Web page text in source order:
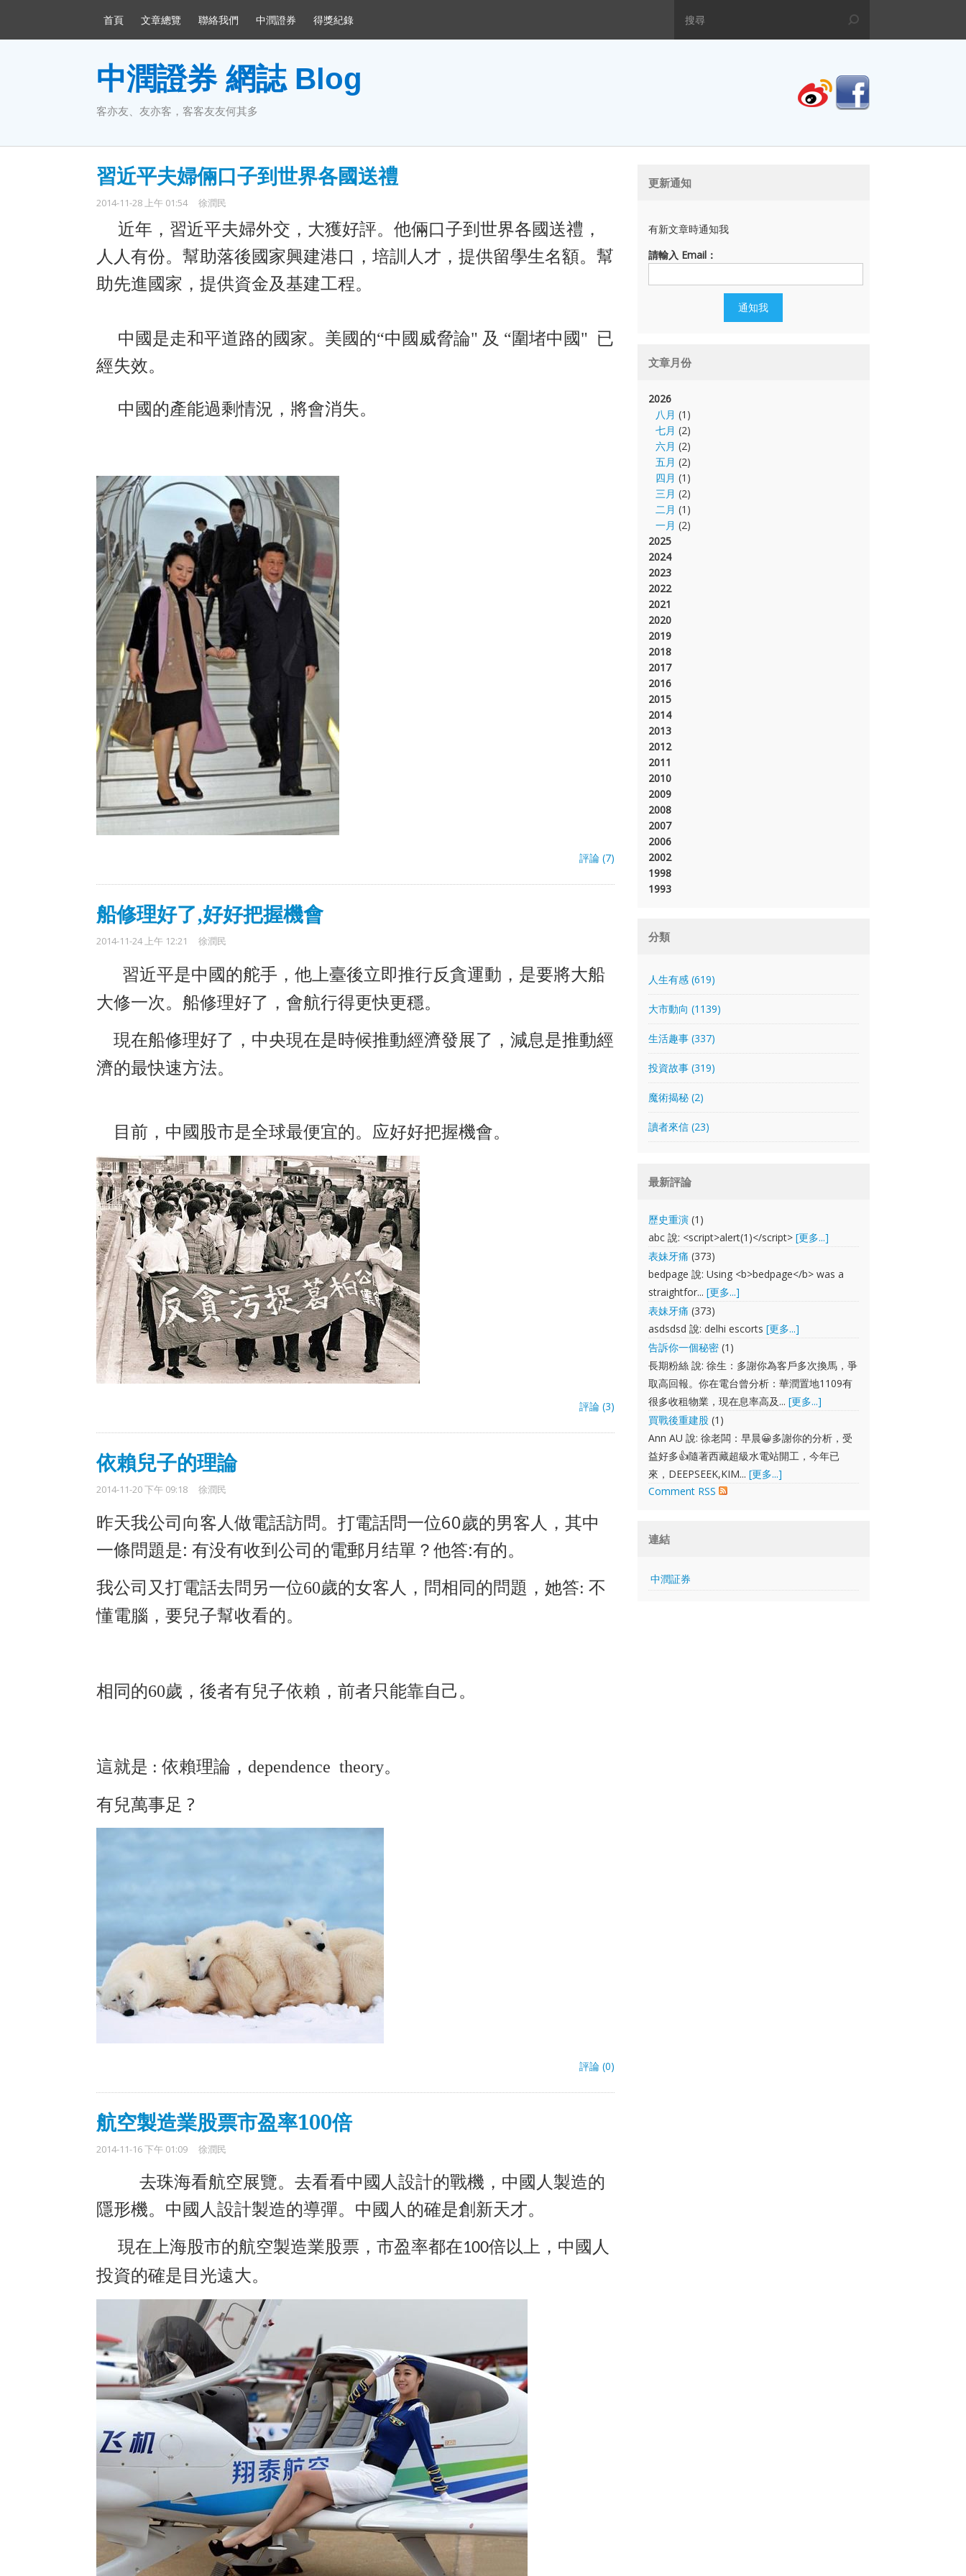
首頁 文章總覽 聯絡我們 中潤證券 得獎紀錄
中潤證券 網誌 Blog
客亦友、友亦客，客客友友何其多
習近平夫婦倆口子到世界各國送禮
2014-11-28 上午 01:54 徐潤民
近年，習近平夫婦外交，大獲好評。他倆口子到世界各國送禮，
人人有份。幫助落後國家興建港口，培訓人才，提供留學生名額。幫
助先進國家，提供資金及基建工程。
中國是走和平道路的國家。美國的“中國威脅論" 及 “圍堵中國" 已
經失效。
中國的產能過剩情況，將會消失。
評論 (7)
船修理好了,好好把握機會
2014-11-24 上午 12:21 徐潤民
習近平是中國的舵手，他上臺後立即推行反貪運動，是要將大船
大修一次。船修理好了，會航行得更快更穩。
現在船修理好了，中央現在是時候推動經濟發展了，減息是推動經
濟的最快速方法。
目前，中國股市是全球最便宜的。 应好好把握機會。
評論 (3)
依賴兒子的理論
2014-11-20 下午 09:18 徐潤民
昨天我公司向客人做電話訪問。打電話問一位60歲的男客人，其中
一條問題是: 有没有收到公司的電郵月结單？他答:有的。
我公司又打電話去問另一位60歲的女客人，問相同的問題，她答:不
懂電腦，要兒子幫收看的。
相同的60歲，後者有兒子依賴，前者只能靠自己。
這就是 :依賴理論， dependence theory。
有兒萬事足 ?
評論 (0)
航空製造業股票市盈率100倍
2014-11-16 下午 01:09 徐潤民
去珠海看航空展覽。去看看中國人設計的戰機 ，中國人製造的
隱形機。中國人設計製造的導彈。中國人的確是創新天才。
現在上海股市的航空製造業股票，市盈率都在100倍以上，中國人
投資的確是目光遠大。
更新通知
有新文章時通知我
請輸入 Email：
文章月份
2026
八月 (1)
七月 (2)
六月 (2)
五月 (2)
四月 (1)
三月 (2)
二月 (1)
一月 (2)
2025
2024
2023
2022
2021
2020
2019
2018
2017
2016
2015
2014
2013
2012
2011
2010
2009
2008
2007
2006
2002
1998
1993
分類
人生有感 (619)
大市動向 (1139)
生活趣事 (337)
投資故事 (319)
魔術揭秘 (2)
讀者來信 (23)
最新評論
歷史重演 (1)
abc 說: <script>alert(1)</script>[更多...]
表妹牙痛 (373)
bedpage 說: Using <b>bedpage</b> was a
straightfor...[更多...]
表妹牙痛 (373)
asdsdsd 說: delhi escorts[更多...]
告訴你一個秘密 (1)
長期粉絲 說: 徐生：多謝你為客戶多次換馬，爭
取高回報。你在電台曾分析：華潤置地1109有
很多收租物業，現在息率高及...[更多...]
買戰後重建股 (1)
Ann AU 說: 徐老闆：早晨😀多謝你的分析，受
益好多👍隨著西藏超級水電站開工，今年已
來，DEEPSEEK,KIM...[更多...]
Comment RSS
連結
中潤証券